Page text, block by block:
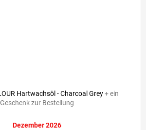
Hartwachsöl - Charcoal Grey+ ein
Geschenk zur Bestellung
Dezember 2026